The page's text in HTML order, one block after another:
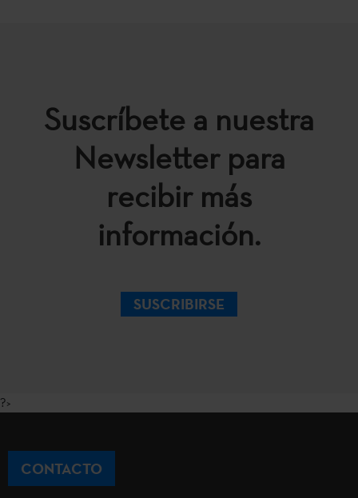
Suscríbete a nuestra
Newsletter para
recibir más
información.
SUSCRIBIRSE
?>
CONTACTO